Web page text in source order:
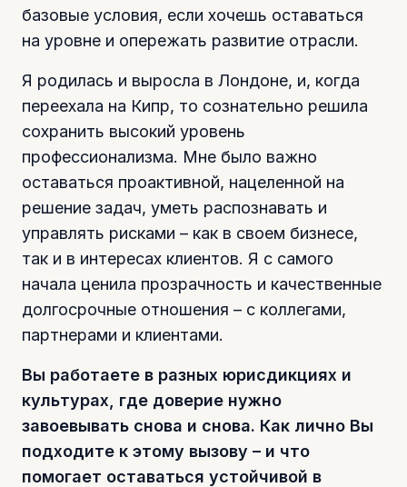
базовые условия, если хочешь оставаться
на уровне и опережать развитие отрасли.
Я родилась и выросла в Лондоне, и, когда
переехала на Кипр, то сознательно решила
сохранить высокий уровень
профессионализма. Мне было важно
оставаться проактивной, нацеленной на
решение задач, уметь распознавать и
управлять рисками – как в своем бизнесе,
так и в интересах клиентов. Я с самого
начала ценила прозрачность и качественные
долгосрочные отношения – с коллегами,
партнерами и клиентами.
Вы работаете в разных юрисдикциях и
культурах, где доверие нужно
завоевывать снова и снова. Как лично Вы
подходите к этому вызову – и что
помогает оставаться устойчивой в